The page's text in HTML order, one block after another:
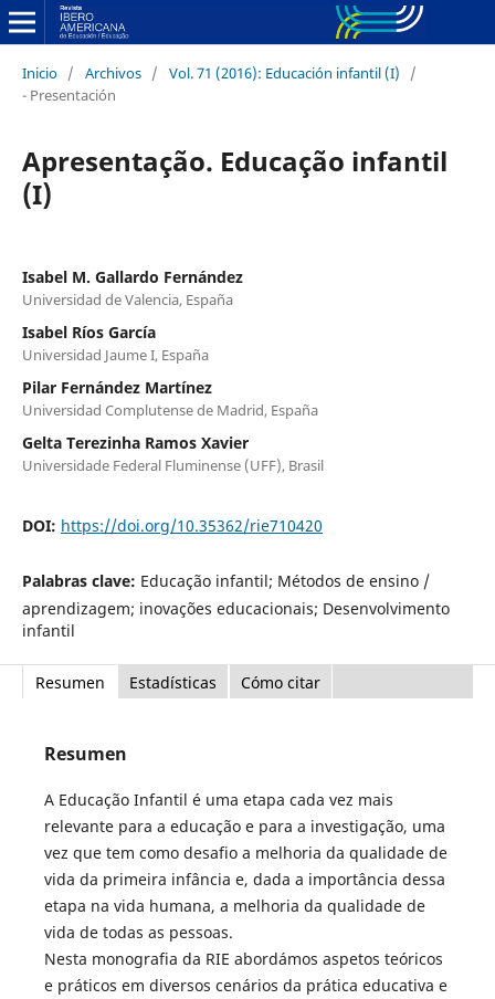
Inicio / Archivos / Vol. 71 (2016): Educación infantil (I)
/
- Presentación
Apresentação. Educação infantil
(I)
Isabel M. Gallardo Fernández
Universidad de Valencia, España
Isabel Ríos García
Universidad Jaume I, España
Pilar Fernández Martínez
Universidad Complutense de Madrid, España
Gelta Terezinha Ramos Xavier
Universidade Federal Fluminense (UFF), Brasil
DOI: https://doi.org/10.35362/rie710420
Palabras clave: Educação infantil; Métodos de ensino /
aprendizagem; inovações educacionais; Desenvolvimento
infantil
Resumen Estadísticas Cómo citar
Resumen
A Educação Infantil é uma etapa cada vez mais
relevante para a educação e para a investigação, uma
vez que tem como desafio a melhoria da qualidade de
vida da primeira infância e, dada a importância dessa
etapa na vida humana, a melhoria da qualidade de
vida de todas as pessoas.
Nesta monografia da RIE abordámos aspetos teóricos
e práticos em diversos cenários da prática educativa e